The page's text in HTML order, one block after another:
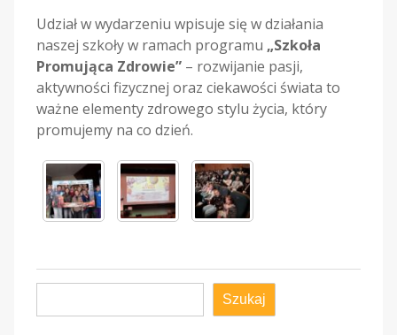
Udział w wydarzeniu wpisuje się w działania
naszej szkoły w ramach programu „Szkoła
Promująca Zdrowie”– rozwijanie pasji,
aktywności fizycznej oraz ciekawości świata to
ważne elementy zdrowego stylu życia, który
promujemy na co dzień.
Szukaj